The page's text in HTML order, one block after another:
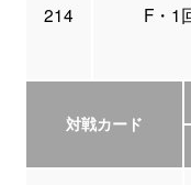
214 F・1
対戦カード